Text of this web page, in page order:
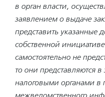
в орган власти,
заявлением о выдаче
представить указанные
собственной
самостоятельно не
то они представляются
налоговыми органами в